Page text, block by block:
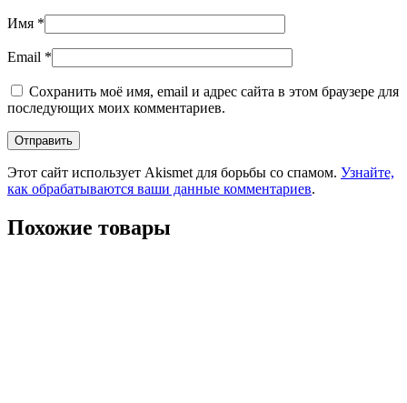
Имя *
Email *
Сохранить моё имя, email и адрес сайта в этом браузере для
последующих моих комментариев.
Этот сайт использует Akismet для борьбы со спамом. Узнайте,
как обрабатываются ваши данные комментариев.
Похожие товары